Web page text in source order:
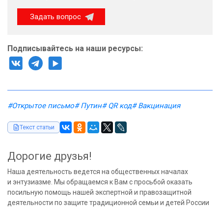
Задать вопрос
Подписывайтесь на наши ресурсы:
#Открытое письмо# Путин# QR код# Вакцинация
Текст статьи
Дорогие друзья!
Наша деятельность ведется на общественных началах
и энтузиазме. Мы обращаемся к Вам с просьбой оказать
посильную помощь нашей экспертной и правозащитной
деятельности по защите традиционной семьи и детей России